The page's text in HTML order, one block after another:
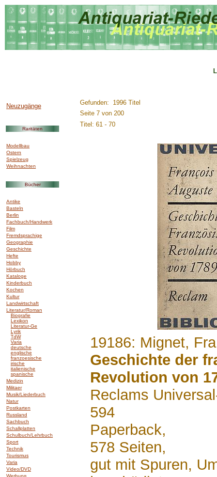
Neuzugänge
Raritäten
Modellbau
Ostern
Spielzeug
Weihnachten
Bücher
Antike
Basteln
Berlin
Fachbuch/Handwerk
Film
Fremdsprachige
Geographie
Geschichte
Hefte
Hobby
Hörbuch
Kataloge
Kinderbuch
Kochen
Kultur
Landwirtschaft
Literatur/Roman
Biografie
Lexikon
Literatur-Ge
Lyrik
TdW
Varia
deutsche
englische
franzoesische
irische
italienische
spanische
Medizin
Militaer
Musik/Liederbuch
Natur
Postkarten
Russland
Sachbuch
Schallplatten
Schulbuch/Lehrbuch
Sport
Technik
Tourismus
Varia
Video/DVD
Werbung
Gefunden: 1996 Titel
Seite 7 von 200
Titel: 61 - 70
19186: Mignet,
Geschichte der
Revolution von
Reclams
594
Paperback,
578 Seiten,
gut mit Spuren,